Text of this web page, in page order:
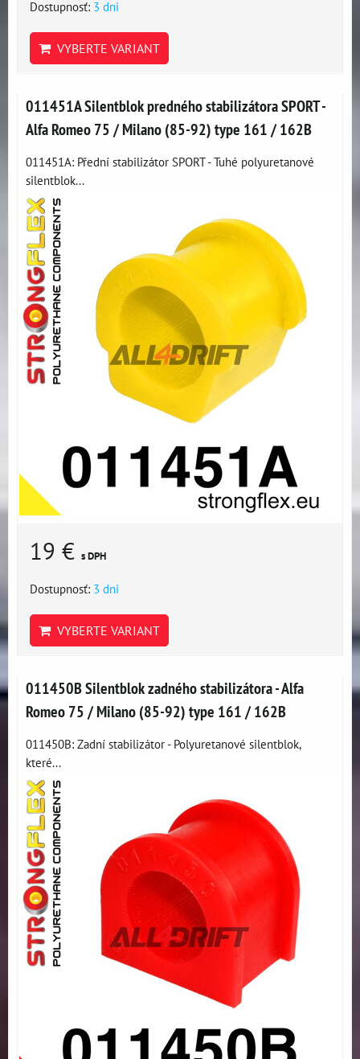
Dostupnosť: 3 dni
VYBERTE VARIANT
011451A Silentblok predného stabilizátora SPORT -
Alfa Romeo 75 / Milano (85-92) type 161 / 162B
011451A: Přední stabilizátor SPORT - Tuhé polyuretanové
silentblok...
19 € s DPH
Dostupnosť: 3 dni
VYBERTE VARIANT
011450B Silentblok zadného stabilizátora - Alfa
Romeo 75 / Milano (85-92) type 161 / 162B
011450B: Zadní stabilizátor - Polyuretanové silentblok,
které...